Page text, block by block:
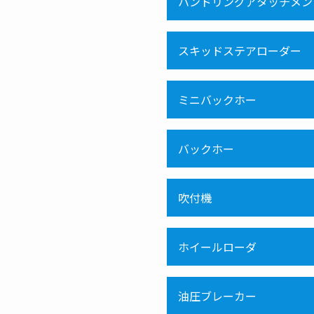
スキッドステアローダー
ミニバックホー
バックホー
吹付機
ホイールローダ
油圧ブレーカー